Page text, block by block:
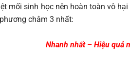
mối sinh học nên hoàn toàn vô
châm 3 nhất:
Nhanh nhất – Hiệu quả